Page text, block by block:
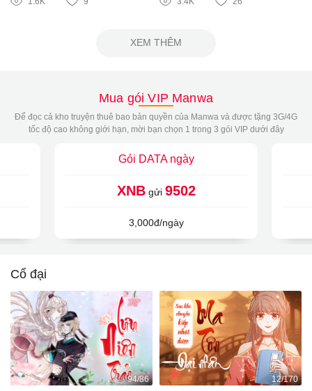
XEM THÊM
Mua gói VIP Manwa
Để đọc cả kho truyện thuê bao bản quyền của Manwa và được tặng 3G/4G
tốc độ cao không giới hạn, mời bạn chọn 1 trong 3 gói VIP dưới đây
Gói DATA ngày
XNBgửi 9502
3,000đ/ngày
Cổ đại
94/86 12/170